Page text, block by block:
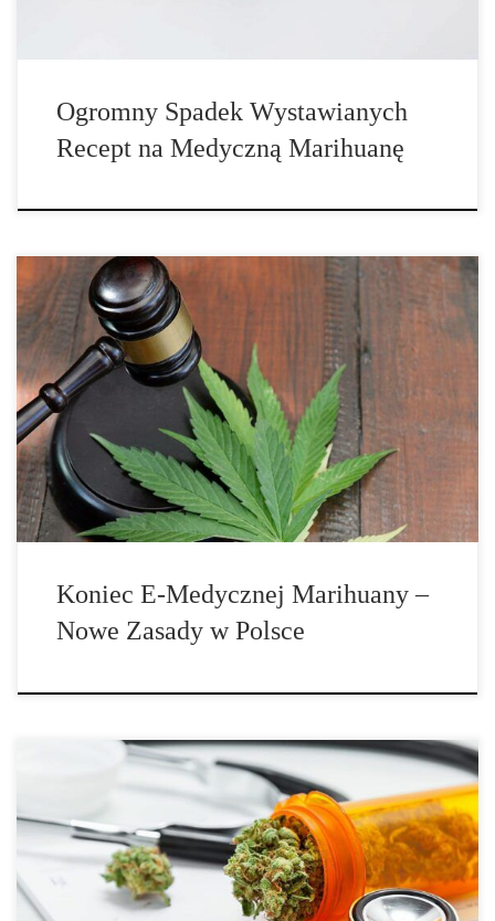
Ogromny Spadek Wystawianych
Recept na Medyczną Marihuanę
Medyczna marihuana przez lata była nadzieją dla pacjentów
zmagających się […]
Koniec E-Medycznej Marihuany –
Nowe Zasady w Polsce
Kilka ostatnich lat to ogromny rozwój medycznej marihuany na
całym […]